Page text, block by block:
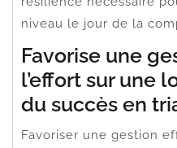
niveau le jour de la
Favorise une
l’effort sur une
du succès en
Favoriser une gestion